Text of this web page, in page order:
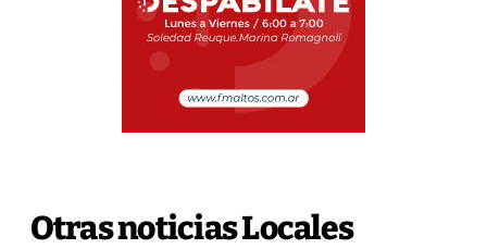
Otras noticias Locales